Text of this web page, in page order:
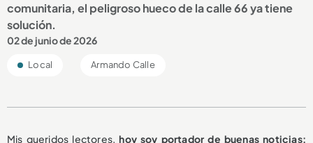
comunitaria, el peligroso hueco de la calle 66 ya tiene
solución.
02 de junio de 2026
Local Armando Calle
Mis queridos lectores, hoy soy portador de buenas noticias: